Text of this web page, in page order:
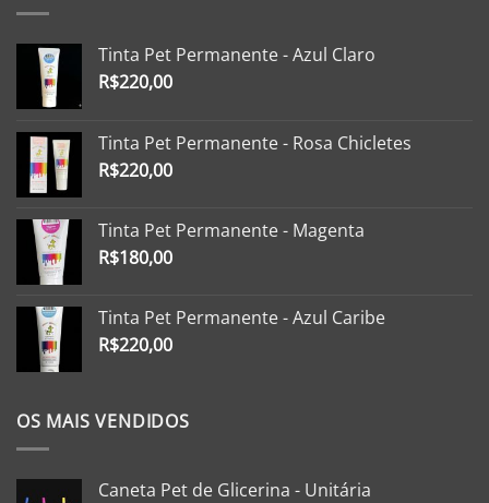
Tinta Pet Permanente - Azul Claro
R$220,00
Tinta Pet Permanente - Rosa Chicletes
R$220,00
Tinta Pet Permanente - Magenta
R$180,00
Tinta Pet Permanente - Azul Caribe
R$220,00
OS MAIS VENDIDOS
Caneta Pet de Glicerina - Unitária